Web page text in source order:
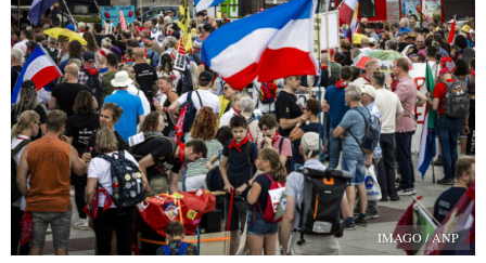
IMAGO / ANP